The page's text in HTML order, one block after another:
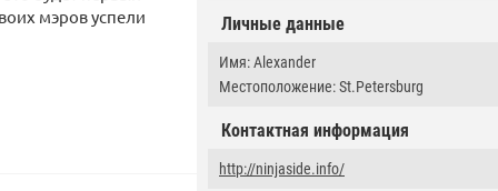
Личные данные
Имя: Alexander
Местоположение: St.Petersburg
Контактная информация
http://ninjaside.info/
мэров успели